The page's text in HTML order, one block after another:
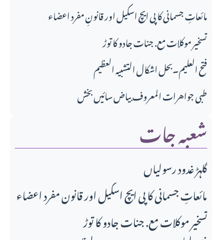
مائعاتِ جسمانی کا پی ایچ اسکیل اور قانونِ مفرد اعضاء
تسخیر موکلات مع. جنات جادو کا توڑ
فتح العلیم۔بحل اشکال التشبیہ العظیم
طبی جواهرات المعروف بیاض سائیں بخش
شعبہ جات
گلہڑ غدود رسولیاں
مائعاتِ جسمانی کا پی ایچ اسکیل اور قانونِ مفرد اعضاء
تسخیر موکلات مع. جنات جادو کا توڑ